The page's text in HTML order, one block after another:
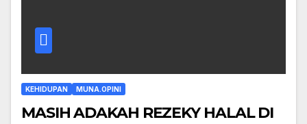
KEHIDUPAN MUNA.OPINI
MASIH ADAKAH REZEKY HALAL DI